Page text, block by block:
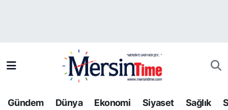
Gündem Dünya Ekonomi Siyaset Sağlık
Bilim-Teknoloji
Trafik Durumu